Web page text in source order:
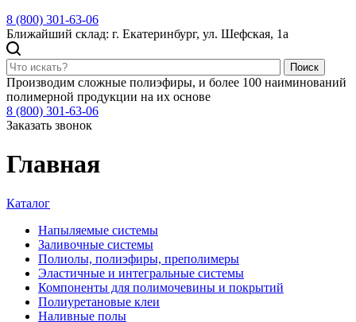
8 (800) 301-63-06
Ближайший склад: г. Екатеринбург, ул. Шефская, 1а
Поиск
Производим сложные полиэфиры, и более 100 наиминований
полимерной продукции на их основе
8 (800) 301-63-06
Заказать звонок
Главная
Каталог
Напыляемые системы
Заливочные системы
Полиолы, полиэфиры, преполимеры
Эластичные и интегральные системы
Компоненты для полимочевины и покрытий
Полиуретановые клеи
Наливные полы